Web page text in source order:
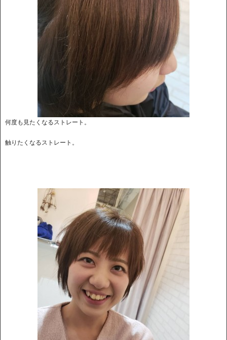
何度も見たくなるストレート。
触りたくなるストレート。